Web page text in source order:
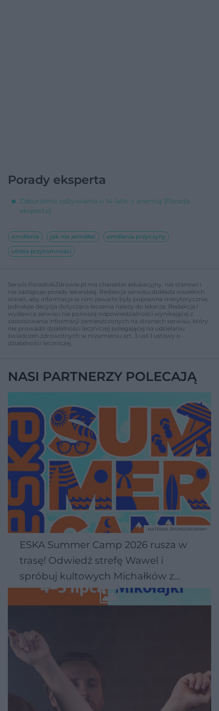
Porady eksperta
Zaburzenia odżywiania u 14 latki z anemią [Porada
eksperta]
omdlenia jak nie zemdleć
omdlenia przyczyny
utrata przytomności
Serwis PoradnikZdrowie.pl ma charakter edukacyjny, nie stanowi i
nie zastępuje porady lekarskiej. Redakcja serwisu dokłada wszelkich
starań, aby informacje w nim zawarte były poprawne merytorycznie,
jednakże decyzja dotycząca leczenia należy do lekarza. Redakcja i
wydawca serwisu nie ponoszą odpowiedzialności wynikającej z
zastosowania informacji zamieszczonych na stronach serwisu, który
nie prowadzi działalności leczniczej polegającej na udzielaniu
świadczeń zdrowotnych w rozumieniu art. 3 ust 1 ustawy o
działalności leczniczej.
NASI PARTNERZY POLECAJĄ
ESKA Summer Camp 2026 rusza w
trasę! Odwiedź strefę Wawel i
spróbuj kultowych Michałków z
Wawelu
MATERIAŁ SPONSOROWANY